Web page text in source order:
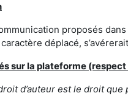
proposés
déplacé,
sur la plateforme
d’auteur est le droit